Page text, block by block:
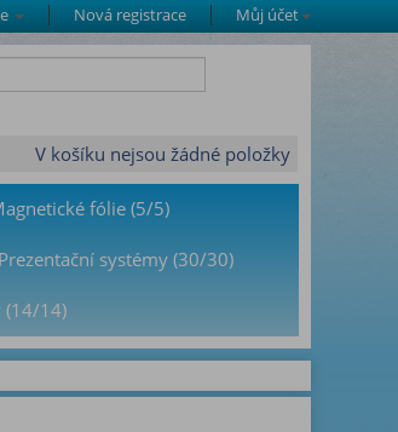
Nová registrace Můj účet
V košíku nejsou žádné položky
fólie (5/5)
Prezentační systémy (30/30)
(14/14)